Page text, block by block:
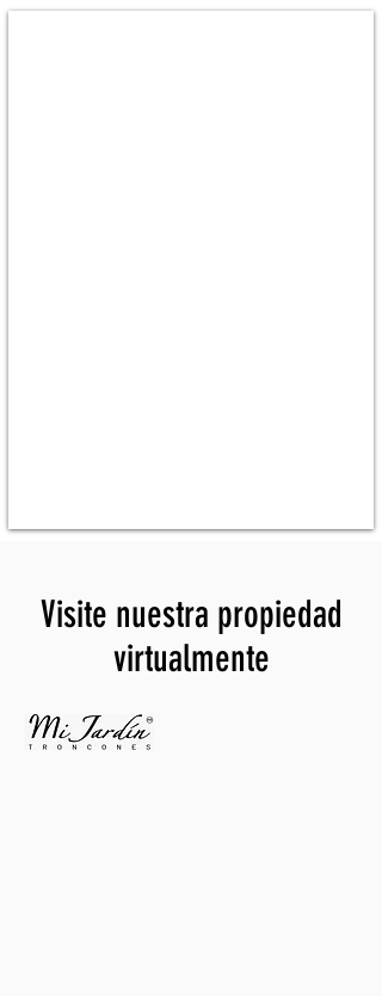
Visite nuestra propiedad
virtualmente